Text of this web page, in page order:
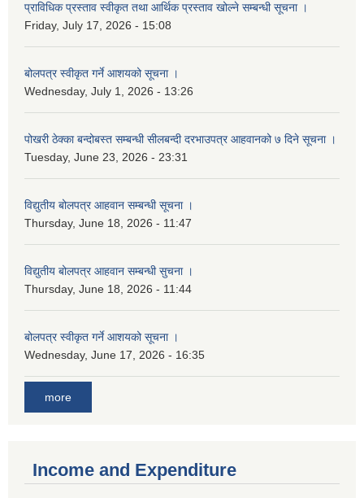
प्राविधिक प्रस्ताव स्वीकृत तथा आर्थिक प्रस्ताव खोल्ने सम्बन्धी सूचना ।
Friday, July 17, 2026 - 15:08
बोलपत्र स्वीकृत गर्ने आशयको सूचना ।
Wednesday, July 1, 2026 - 13:26
पोखरी ठेक्का बन्दोबस्त सम्बन्धी सीलबन्दी दरभाउपत्र आहवानको ७ दिने सूचना ।
Tuesday, June 23, 2026 - 23:31
विद्युतीय बोलपत्र आहवान सम्बन्धी सूचना ।
Thursday, June 18, 2026 - 11:47
विद्युतीय बोलपत्र आहवान सम्बन्धी सुचना ।
Thursday, June 18, 2026 - 11:44
बोलपत्र स्वीकृत गर्ने आशयको सूचना ।
Wednesday, June 17, 2026 - 16:35
more
Income and Expenditure